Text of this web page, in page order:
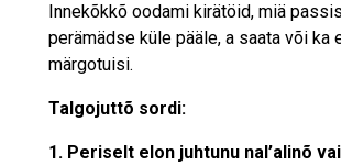
Innekõkkõ oodami kirätöid, miä
perämädse küle pääle, a saata või ka
märgotuisi.
Talgojuttõ sordi:
1. Periselt elon juhtunu nal’alinõ